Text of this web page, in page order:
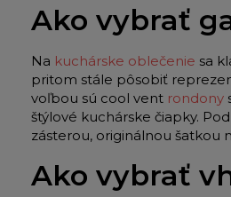
Ako vybrať
Na kuchárske oblečenie sa
pritom stále pôsobiť
voľbou sú cool vent rondony
štýlové kuchárske čiapky.
zásterou, originálnou
Ako vybrať